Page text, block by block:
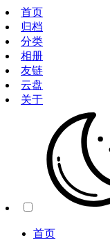
首页
归档
分类
相册
友链
云盘
关于
首页